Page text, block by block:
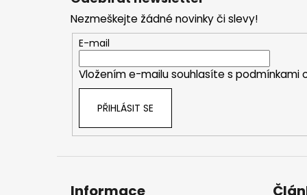
Nezmeškejte žádné novinky či slevy!
E-mail
Vložením e-mailu souhlasíte s podmínkami
PŘIHLÁSIT SE
Informace